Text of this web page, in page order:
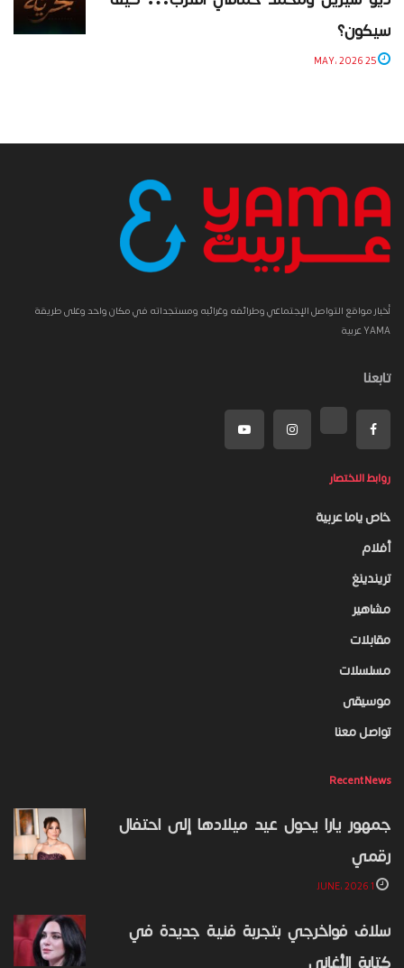
سيكون؟
أخبار مواقع التواصل الإجتماعي وطرائفه وغرائبه ومستجداته في مكان واحد وعلى طريقة
YAMA عربية
تابعنا
روابط الاختصار
خاص ياما عربية
أفلام
تريندينغ
مشاهير
مقابلات
مسلسلات
موسيقى
تواصل معنا
Recent News
جمهور يارا يحول عيد ميلادها إلى احتفال
رقمي
سلاف فواخرجي بتجربة فنية جديدة في
كتابة الأغاني